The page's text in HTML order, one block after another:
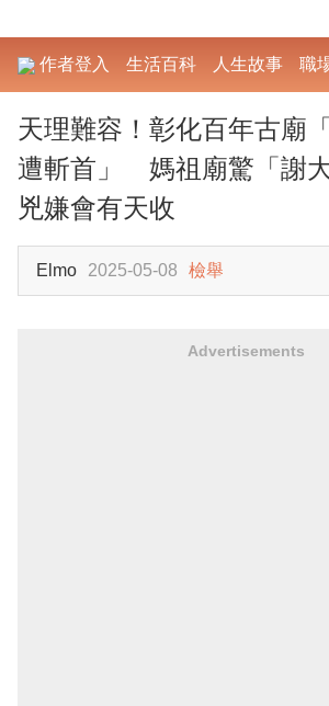
作者登入 生活百科 人生故事 職
天理難容！彰化百年古廟
遭斬首」 媽祖廟驚「謝大
兇嫌會有天收
Elmo 2025-05-08 檢舉
Advertisements